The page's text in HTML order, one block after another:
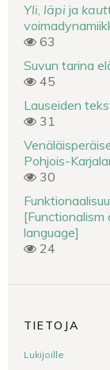
Yli läpi ja
63
Suvun tarina
45
Lauseiden
31
Pohjois-
30
language]
24
TIETOJA
Lukijoille